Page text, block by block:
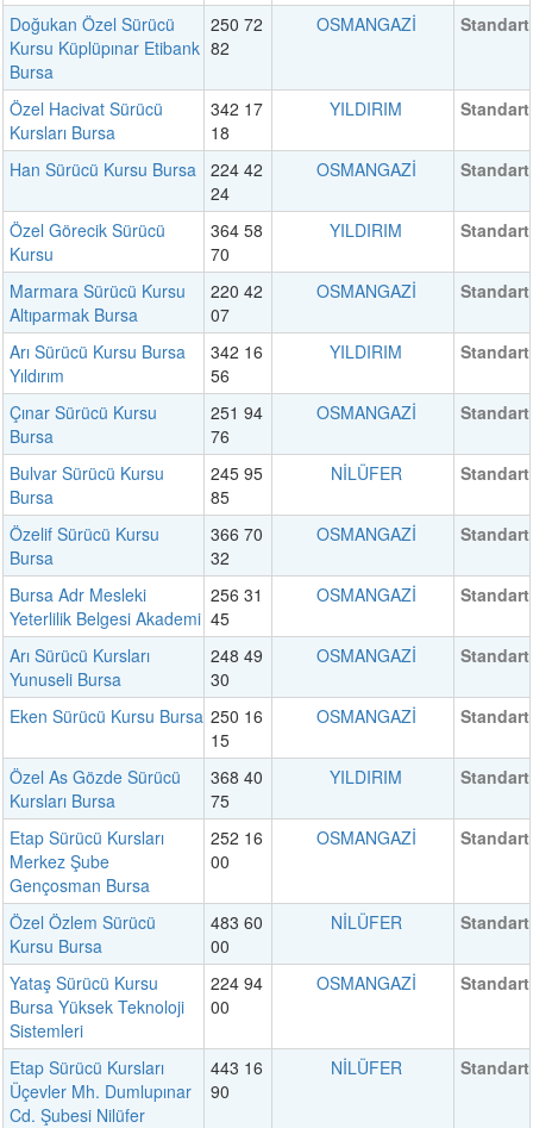
Doğukan Özel Sürücü
Kursu Küplüpınar Etibank
Bursa
250 72
82
OSMANGAZİ Standart
Özel Hacivat Sürücü
Kursları Bursa
342 17
18
YILDIRIM Standart
Han Sürücü Kursu Bursa 224 42
24
OSMANGAZİ Standart
Özel Görecik Sürücü
Kursu
364 58
70
YILDIRIM Standart
Marmara Sürücü Kursu
Altıparmak Bursa
220 42
07
OSMANGAZİ Standart
Arı Sürücü Kursu Bursa
Yıldırım
342 16
56
YILDIRIM Standart
Çınar Sürücü Kursu
Bursa
251 94
76
OSMANGAZİ Standart
Bulvar Sürücü Kursu
Bursa
245 95
85
NİLÜFER Standart
Özelif Sürücü Kursu
Bursa
366 70
32
OSMANGAZİ Standart
Bursa Adr Mesleki
Yeterlilik Belgesi Akademi
256 31
45
OSMANGAZİ Standart
Arı Sürücü Kursları
Yunuseli Bursa
248 49
30
OSMANGAZİ Standart
Eken Sürücü Kursu Bursa 250 16
15
OSMANGAZİ Standart
Özel As Gözde Sürücü
Kursları Bursa
368 40
75
YILDIRIM Standart
Etap Sürücü Kursları
Merkez Şube
Gençosman Bursa
252 16
00
OSMANGAZİ Standart
Özel Özlem Sürücü
Kursu Bursa
483 60
00
NİLÜFER Standart
Yataş Sürücü Kursu
Bursa Yüksek Teknoloji
Sistemleri
224 94
00
OSMANGAZİ Standart
Etap Sürücü Kursları
Üçevler Mh. Dumlupınar
Cd. Şubesi Nilüfer
443 16
90
NİLÜFER Standart